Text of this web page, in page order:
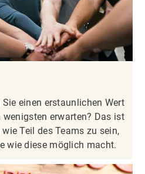
einen erstaunlichen Wert
erwarten? Das ist
Teil des Teams zu sein,
wie diese möglich macht.